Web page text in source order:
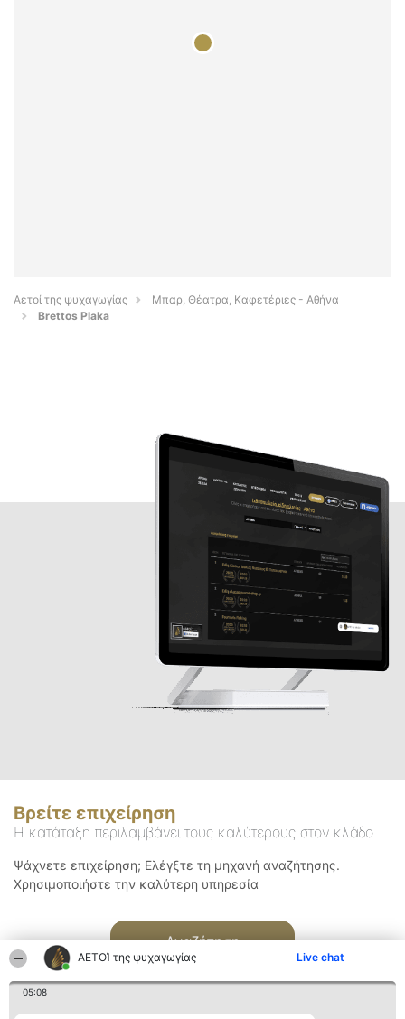
ΑΕΤΟΊ της ψυχαγωγίας Live chat
05:08
Αετοί της ψυχαγωγίας
Μπαρ, Θέατρα, Καφετέριες - Αθήνα
Brettos Plaka
Βρείτε επιχείρηση
Η κατάταξη περιλαμβάνει τους καλύτερους στον κλάδο
Ψάχνετε επιχείρηση; Ελέγξτε τη μηχανή αναζήτησης.
Χρησιμοποιήστε την καλύτερη υπηρεσία
Αναζήτηση